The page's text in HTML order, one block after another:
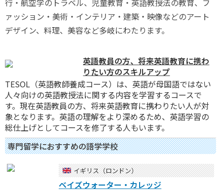
行・航空学のトラベル、児童教育・英語教授法の教育、フ
ァッション・美術・インテリア・建築・映像などのアート
デザイン、料理、美容など多岐にわたります。
英語教員の方、将来英語教育に携わ
りたい方のスキルアップ
TESOL（英語教師養成コース）は、英語が母国語ではない
人々向けの英語教授法に関する内容を学習するコースで
す。現在英語教員の方、将来英語教育に携わりたい人が対
象となります。英語の理解をより深めるため、英語学習の
総仕上げとしてコースを修了する人もいます。
専門留学におすすめの語学学校
イギリス（ロンドン）
ベイズウォーター・カレッジ